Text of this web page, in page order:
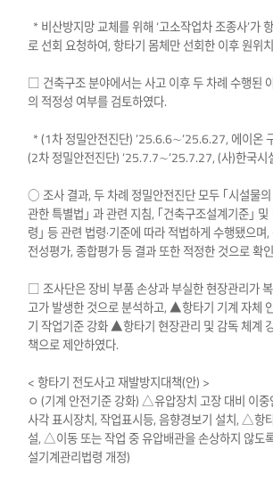
* 비산방지망 교체를 위해 ‘고소작업차 조종사’가
로 선회 요청하여, 항타기 몸체만 선회한 이후 원위
□ 건축구조 분야에서는 사고 이후 두 차례 수행된
의 적정성 여부를 검토하였다.
* (1차 정밀안전진단) ’25.6.6∼’25.6.27, 에이온
(2차 정밀안전진단) ’25.7.7∼’25.7.27, (사)한국시
○ 조사 결과, 두 차례 정밀안전진단 모두 ｢시설물
관한 특별법｣ 과 관련 지침, ｢건축구조설계기준｣
령｣ 등 관련 법령·기준에 따라 적법하게 수행됐으며
전성평가, 종합평가 등 결과 또한 적정한 것으로 확
□ 조사단은 장비 부품 손상과 부실한 현장관리가
고가 발생한 것으로 분석하고, ▲항타기 기계 자체
기 작업기준 강화 ▲항타기 현장관리 및 감독 체계
책으로 제안하였다.
< 항타기 전도사고 재발방지대책(안) >
ㅇ (기계 안전기준 강화) △유압장치 고장 대비 이
사각 표시장치, 작업표시등, 음향경보기 설치, △항
설, △이동 또는 작업 중 유압배관을 손상하지 않도
설기계관리법령 개정)